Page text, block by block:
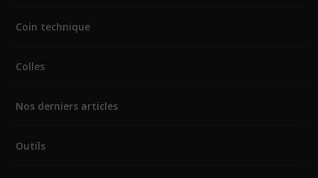
Coin technique
Colles
Nos derniers articles
Outils